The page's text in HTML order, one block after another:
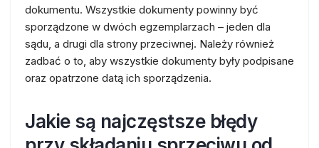
dokumentu. Wszystkie dokumenty powinny być
sporządzone w dwóch egzemplarzach – jeden dla
sądu, a drugi dla strony przeciwnej. Należy również
zadbać o to, aby wszystkie dokumenty były podpisane
oraz opatrzone datą ich sporządzenia.
Jakie są najczęstsze błędy